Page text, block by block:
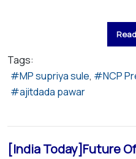
Tags:
MP supriya sule
NCP
ajitdada pawar
[India Today]Future Of